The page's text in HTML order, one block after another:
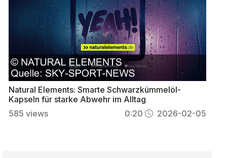
Natural Elements: Smarte Schwarzkümmelöl-
Kapseln für starke Abwehr im Alltag
585 views 0:20 2026-02-05